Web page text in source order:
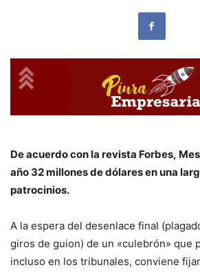
De acuerdo con la revista Forbes,
año 32 millones de dólares en una
patrocinios.
A la espera del desenlace final
giros de guion) de un «culebrón» que
incluso en los tribunales, conviene